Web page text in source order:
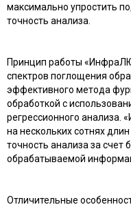
максимально упростить
точность анализа.
Принцип работы
спектров поглощения
эффективного метода
обработкой с
регрессионного
на нескольких сотнях
точность анализа за счет
обрабатываемой
Отличительные